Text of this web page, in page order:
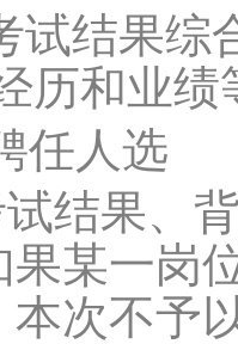
试结果综
历和业
任人选
结果、
果某一岗
次不予